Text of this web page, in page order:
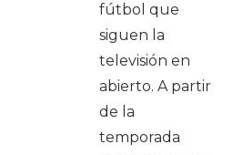
fútbol que
siguen la
televisión en
abierto. A partir
de la
temporada